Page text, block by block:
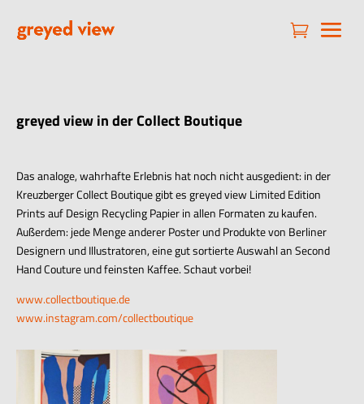

greyed view in der Collect Boutique
Das analoge, wahrhafte Erlebnis hat noch nicht ausgedient: in der
Kreuzberger Collect Boutique gibt es greyed view Limited Edition
Prints auf Design Recycling Papier in allen Formaten zu kaufen.
Außerdem: jede Menge anderer Poster und Produkte von Berliner
Designern und Illustratoren, eine gut sortierte Auswahl an Second
Hand Couture und feinsten Kaffee. Schaut vorbei!
www.collectboutique.de
www.instagram.com/collectboutique